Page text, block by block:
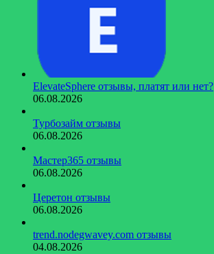
ElevateSphere отзывы, платят или нет?
06.08.2026
Турбозайм отзывы
06.08.2026
Мастер365 отзывы
06.08.2026
Церетон отзывы
06.08.2026
trend.nodegwavey.com отзывы
04.08.2026